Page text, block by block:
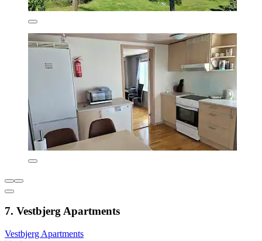
7. Vestbjerg Apartments
Vestbjerg Apartments